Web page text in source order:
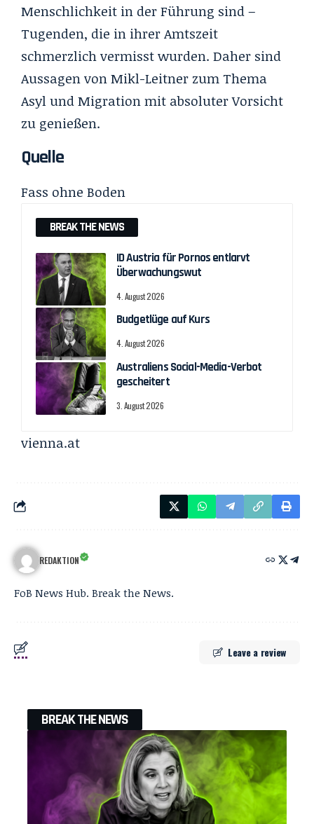
Menschlichkeit in der Führung sind –
Tugenden, die in ihrer Amtszeit
schmerzlich vermisst wurden. Daher sind
Aussagen von Mikl-Leitner zum Thema
Asyl und Migration mit absoluter Vorsicht
zu genießen.
Quelle
Fass ohne Boden
BREAK THE NEWS
ID Austria für Pornos entlarvt
Überwachungswut
4. August 2026
Budgetlüge auf Kurs
4. August 2026
Australiens Social-Media-Verbot
gescheitert
3. August 2026
vienna.at
REDAKTION
FoB News Hub. Break the News.
Leave a review
BREAK THE NEWS